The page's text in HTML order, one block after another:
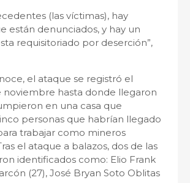
(las víctimas), hay
están denunciados, y hay un
requisitoriado por deserción”,
el ataque se registró el
noviembre hasta donde llegaron
en una casa que
personas que habrían llegado
trabajar como mineros
el ataque a balazos, dos de las
identificados como: Elio Frank
(27), José Bryan Soto Oblitas